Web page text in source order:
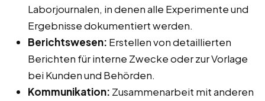
Laborjournalen, in denen alle Experimente und
Ergebnisse dokumentiert werden.
Berichtswesen: Erstellen von detaillierten
Berichten für interne Zwecke oder zur Vorlage
bei Kunden und Behörden.
Kommunikation: Zusammenarbeit mit anderen